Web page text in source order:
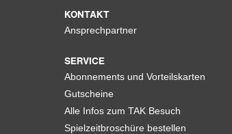
KONTAKT
Ansprechpartner
SERVICE
Abonnements und Vorteilskarten
Gutscheine
Alle Infos zum TAK Besuch
Spielzeitbroschüre bestellen